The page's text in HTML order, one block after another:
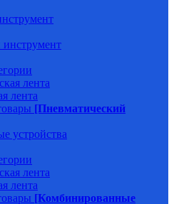
лента
лента
[Пневматический
устройства
лента
лента
[Комбинированные